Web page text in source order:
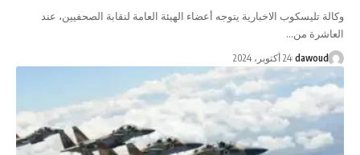
الاخبارية يتوجه أعضاء الهيئة العامة لنقابة الصحفيين، عند